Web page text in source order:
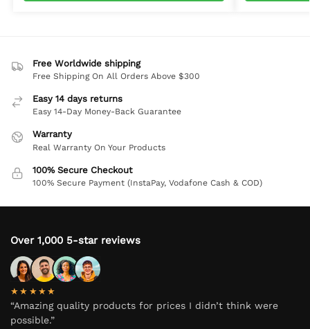
Free Worldwide shipping
Free Shipping On All Orders Above $300
Easy 14 days returns
Easy 14-Day Money-Back Guarantee
Warranty
Real Warranty On Your Products
100% Secure Checkout
100% Secure Payment (InstaPay, Vodafone Cash & COD)
Over 1,000 5-star reviews
★★★★★
“Amazing quality products for prices I didn’t think were
possible.”